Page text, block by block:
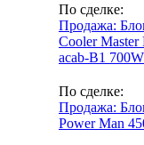
По сделке:
Продажа:
Cooler Master
acab-B1 700W
По сделке:
Продажа:
Power Man